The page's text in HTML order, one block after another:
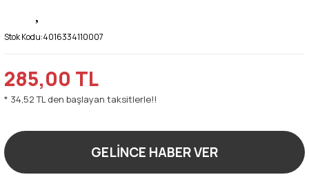
Stok Kodu:4016334110007
285,00 TL
* 34,52 TL den başlayan taksitlerle!!
GELİNCE HABER VER